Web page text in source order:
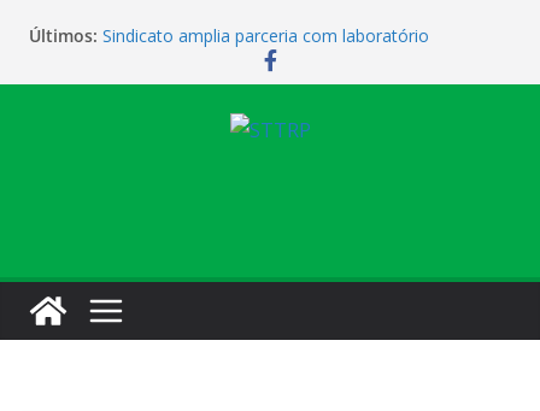
Últimos: Sindicato amplia parceria com laboratório
Sindicato homenageia a categoria pelo Dia do
Motorista
Sindicato realiza assembleia para orientar
cobradores sobre novas possibilidades de